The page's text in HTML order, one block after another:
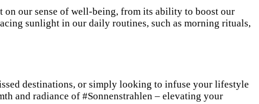
on our sense of well-being, from its ability to boost our
sunlight in our daily routines, such as morning rituals,
destinations, or simply looking to infuse your lifestyle
and radiance of #Sonnenstrahlen – elevating your